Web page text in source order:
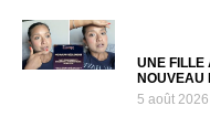
UNE FILLE
NOUVEAU
5 août 2026